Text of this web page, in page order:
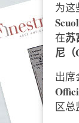
为这
在苏
尼
出席
区总